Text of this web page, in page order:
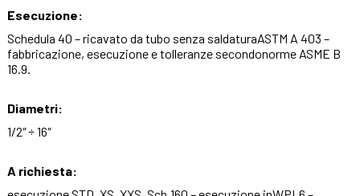
Esecuzione:
Schedula 40 – ricavato da tubo senza saldaturaASTM A 403 –
fabbricazione, esecuzione e tolleranze secondonorme ASME B
16.9.
Diametri:
1/2″ ÷ 16″
A richiesta: